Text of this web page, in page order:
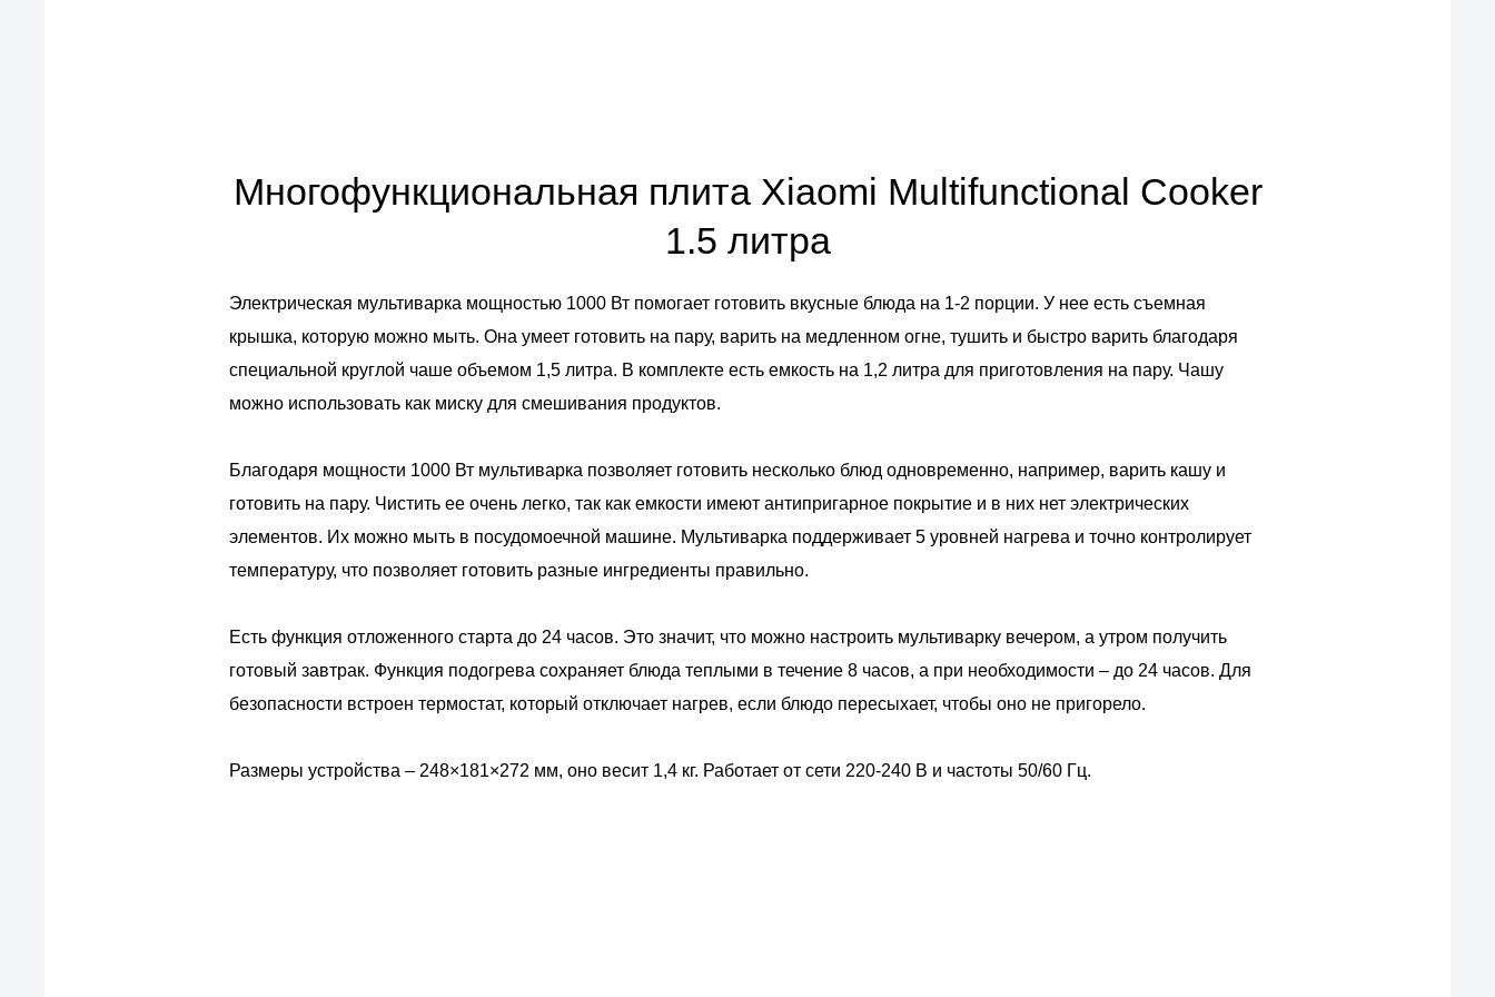
Многофункциональная плита Xiaomi Multifunctional Cooker
1.5 литра
Электрическая мультиварка мощностью 1000 Вт помогает готовить вкусные блюда на 1-2 порции. У нее есть съемная
крышка, которую можно мыть. Она умеет готовить на пару, варить на медленном огне, тушить и быстро варить благодаря
специальной круглой чаше объемом 1,5 литра. В комплекте есть емкость на 1,2 литра для приготовления на пару. Чашу
можно использовать как миску для смешивания продуктов.
Благодаря мощности 1000 Вт мультиварка позволяет готовить несколько блюд одновременно, например, варить кашу и
готовить на пару. Чистить ее очень легко, так как емкости имеют антипригарное покрытие и в них нет электрических
элементов. Их можно мыть в посудомоечной машине. Мультиварка поддерживает 5 уровней нагрева и точно контролирует
температуру, что позволяет готовить разные ингредиенты правильно.
Есть функция отложенного старта до 24 часов. Это значит, что можно настроить мультиварку вечером, а утром получить
готовый завтрак. Функция подогрева сохраняет блюда теплыми в течение 8 часов, а при необходимости – до 24 часов. Для
безопасности встроен термостат, который отключает нагрев, если блюдо пересыхает, чтобы оно не пригорело.
Размеры устройства – 248×181×272 мм, оно весит 1,4 кг. Работает от сети 220-240 В и частоты 50/60 Гц.